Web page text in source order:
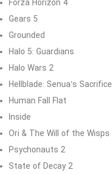
Forza Horizon 4
Gears 5
Grounded
Halo 5: Guardians
Halo Wars 2
Hellblade: Senua’s Sacrifice
Human Fall Flat
Inside
Ori & The Will of the Wisps
Psychonauts 2
State of Decay 2